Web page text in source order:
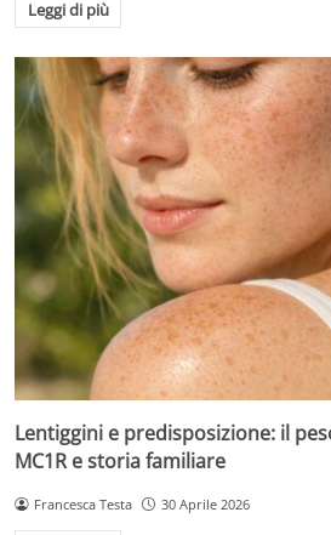
Leggi di più
Lentiggini e predisposizione: il
MC1R e storia familiare
Francesca Testa 30 Aprile 2026